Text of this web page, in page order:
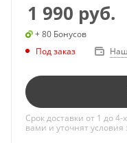
1 990 руб.
+ 80 Бонусов
Под заказ
Срок доставки от 1 до
вами и уточнят условия